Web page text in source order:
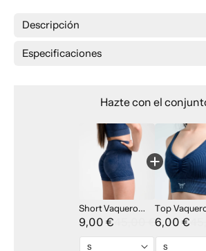
Descripción
Especificaciones
Totalmente opaco, sin
Hazte con el
Short Vaquero
Denim - Imperia
Collection
9,00 € 45,00 €
Top
Denim -
Collection
6,00 €